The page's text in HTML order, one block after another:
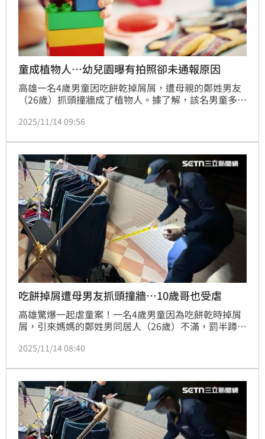
童成植物人…幼兒園曝有拍照卻未通報原因
高雄一名4歲男童因吃餅乾掉屑屑，遭母親的鄭姓男友
（26歲）抓頭撞牆成了植物人。據了解，該名男童多次
有拍照紀錄，卻沒有在第一時間及時通報，導致男童長
園方進行說明。
2025/11/14 09:56
吃餅掉屑遭母男友抓頭撞牆…10歲哥也受虐
高雄驚爆一起虐童案！一名4歲男童因為吃餅乾時掉屑
屑，引來媽媽的鄭姓男同居人（26歲）不滿，罰半蹲半
童連喊3天頭痛無人理會，直到在家昏倒才被送醫，但
哥哥也遭到虐待。高雄地檢13日依8月1日上路的《刑
法》第286條「剴剴條款」起訴鄭男，建請法院從重判
處有期徒刑12年，這也成為該條款修法後的全台首例。
2025/11/14 08:40